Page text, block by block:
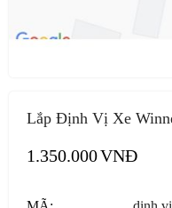
Lắp Định Vị Xe
1.350.000VNĐ